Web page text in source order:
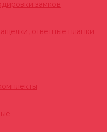
замков
ответные планки